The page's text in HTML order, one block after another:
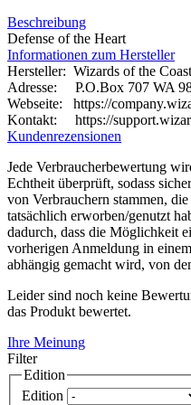
Beschreibung
Defense of the Heart
Informationen zum Hersteller
Hersteller: Wizards of the
Adresse: P.O.Box 707 WA
Webseite:
https://
Kontakt: https://
Kundenrezensionen
Jede Verbraucherbewertung
Echtheit überprüft, sodass
von Verbrauchern stammen,
tatsächlich erworben/genutzt
dadurch, dass die Möglichkeit
vorherigen Anmeldung in
abhängig gemacht wird, von
Leider sind noch keine
das Produkt bewertet.
Ihre Meinung
Filter
Edition
Edition